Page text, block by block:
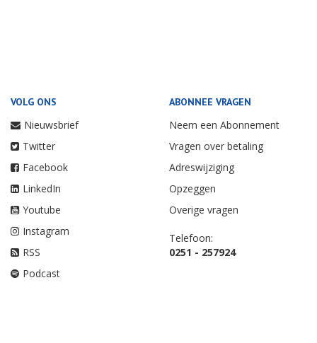
VOLG ONS
Nieuwsbrief
Twitter
Facebook
LinkedIn
Youtube
Instagram
RSS
Podcast
ABONNEE VRAGEN
Neem een Abonnement
Vragen over betaling
Adreswijziging
Opzeggen
Overige vragen
Telefoon:
0251 - 257924